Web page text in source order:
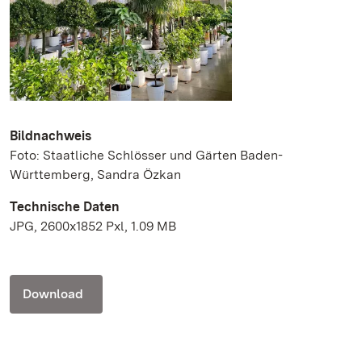
Bildnachweis
Foto: Staatliche Schlösser und Gärten Baden-
Württemberg, Sandra Özkan
Technische Daten
JPG, 2600x1852 Pxl, 1.09 MB
Download